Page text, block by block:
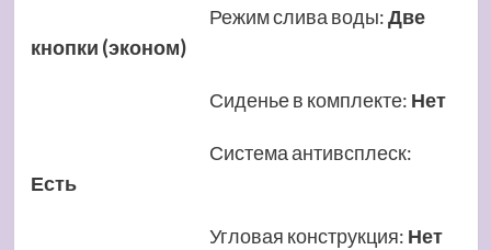
Режим слива воды:Две
кнопки (эконом)
Сиденье в комплекте: Нет
Система антивсплеск:
Есть
Угловая конструкция: Нет